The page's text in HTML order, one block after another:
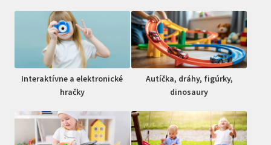
Interaktívne a elektronické
hračky
Autíčka, dráhy, figúrky,
dinosaury